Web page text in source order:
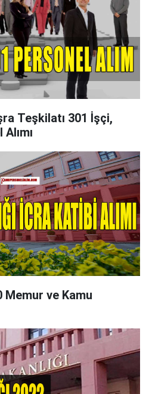
Teşkilatı 301 İşçi,
Memur ve Kamu